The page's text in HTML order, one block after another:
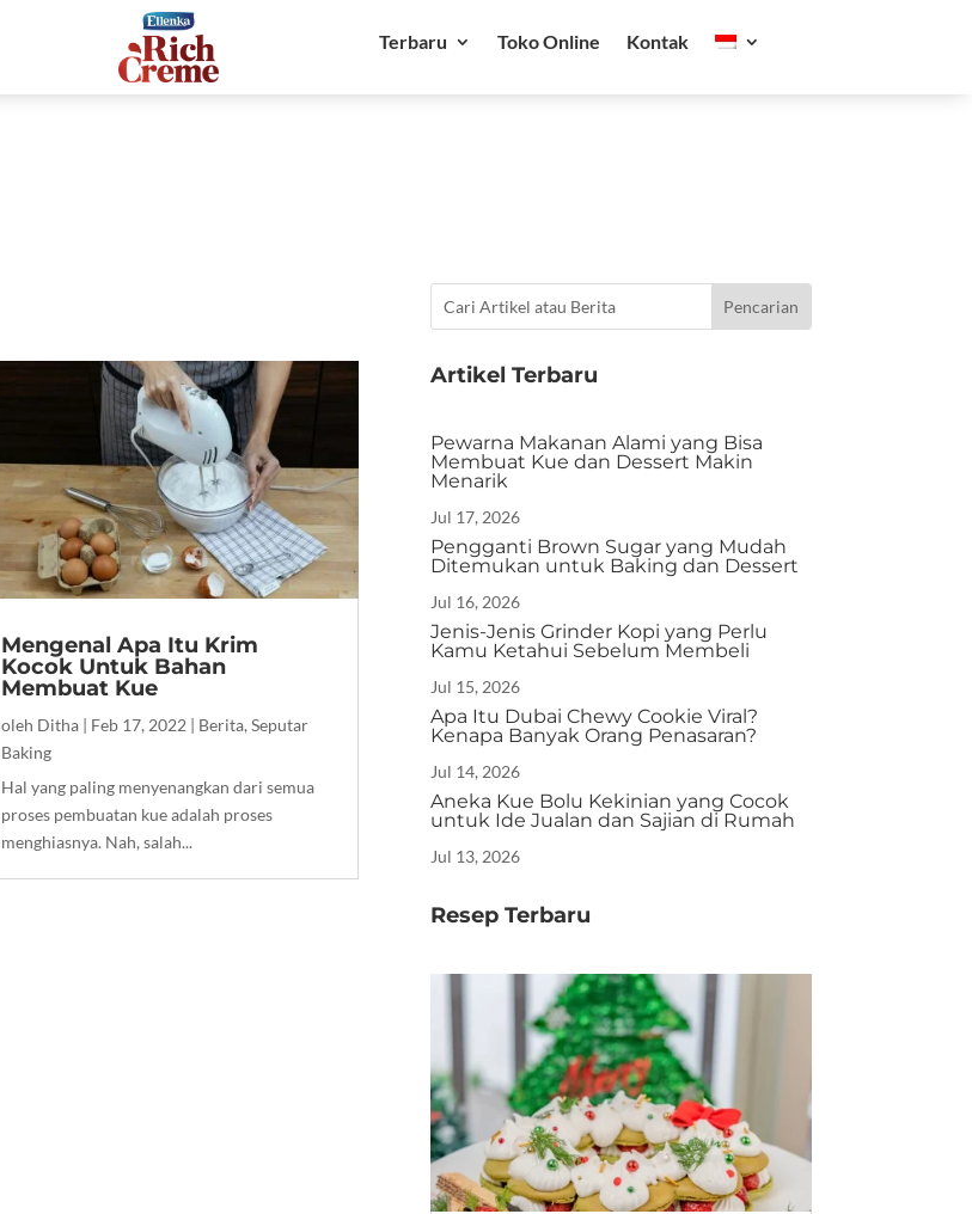
Terbaru Toko Online Kontak
Mengenal Apa Itu Krim
Kocok Untuk Bahan
Membuat Kue
oleh Ditha | Feb 17, 2022 | Berita,Seputar
Baking
Hal yang paling menyenangkan dari semua
proses pembuatan kue adalah proses
menghiasnya. Nah, salah...
Artikel Terbaru
Pewarna Makanan Alami yang Bisa
Membuat Kue dan Dessert Makin
Menarik
Jul 17, 2026
Pengganti Brown Sugar yang Mudah
Ditemukan untuk Baking dan Dessert
Jul 16, 2026
Jenis-Jenis Grinder Kopi yang Perlu
Kamu Ketahui Sebelum Membeli
Jul 15, 2026
Apa Itu Dubai Chewy Cookie Viral?
Kenapa Banyak Orang Penasaran?
Jul 14, 2026
Aneka Kue Bolu Kekinian yang Cocok
untuk Ide Jualan dan Sajian di Rumah
Jul 13, 2026
Resep Terbaru